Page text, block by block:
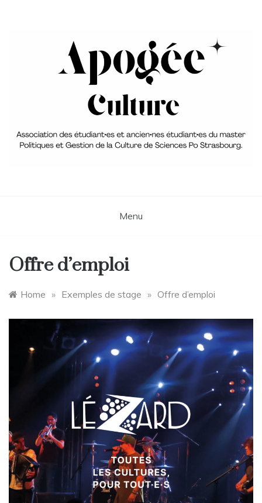
élèves du master Politique et
Menu
Offre d’emploi
Home » Exemples de stage » Offre d’emploi